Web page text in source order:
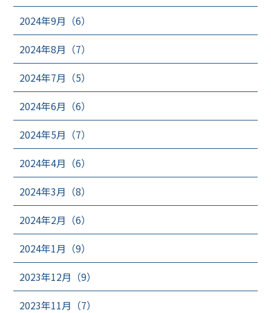
2024年9月（6）
2024年8月（7）
2024年7月（5）
2024年6月（6）
2024年5月（7）
2024年4月（6）
2024年3月（8）
2024年2月（6）
2024年1月（9）
2023年12月（9）
2023年11月（7）